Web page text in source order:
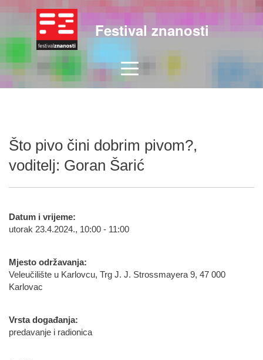
Festival znanosti
Što pivo čini dobrim pivom?,
voditelj: Goran Šarić
Datum i vrijeme:
utorak 23.4.2024., 10:00 - 11:00
Mjesto održavanja:
Veleučilište u Karlovcu, Trg J. J. Strossmayera 9, 47 000
Karlovac
Vrsta događanja:
predavanje i radionica